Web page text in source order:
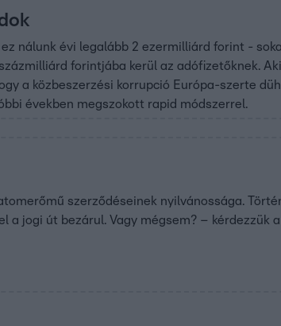
nálunk évi legalább 2 ezermilliárd forint -
forintjába kerül az adófizetőknek.
a közbeszerzési korrupció Európa-szerte
években megszokott rapid módszerrel.
szerződéseinek nyilvánossága.
a jogi út bezárul. Vagy mégsem? – kérdezzük